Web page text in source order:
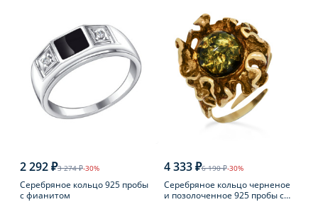
2 292 ₽3 274 ₽-30%
Серебряное кольцо 925 пробы
с фианитом
4 333 ₽6 190 ₽-30%
Серебряное кольцо черненое
и позолоченное 925 пробы с